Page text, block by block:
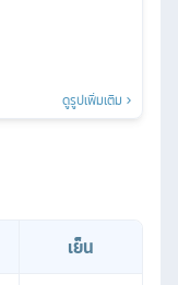
ดูรูปเพิ่มเติม
เย็น